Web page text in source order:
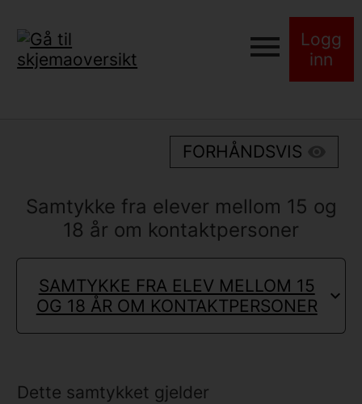
Logg
inn
FORHÅNDSVIS
Samtykke fra elever mellom 15 og
18 år om kontaktpersoner
SAMTYKKE FRA ELEV MELLOM 15
OG 18 ÅR OM KONTAKTPERSONER
Dette samtykket gjelder